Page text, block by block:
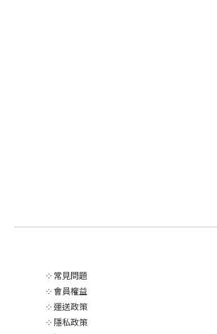
༶ 常見問題
༶會員權益
༶運送政策
༶ 隱私政策